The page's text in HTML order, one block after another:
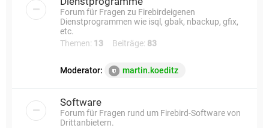
Forum für Fragen zu Firebirdeigenen
Dienstprogrammen wie isql, gbak, nbackup, gfix,
etc.
Themen: 13 Beiträge: 83
Moderator: martin.koeditz
Software
Forum für Fragen rund um Firebird-Software von
Drittanbietern.